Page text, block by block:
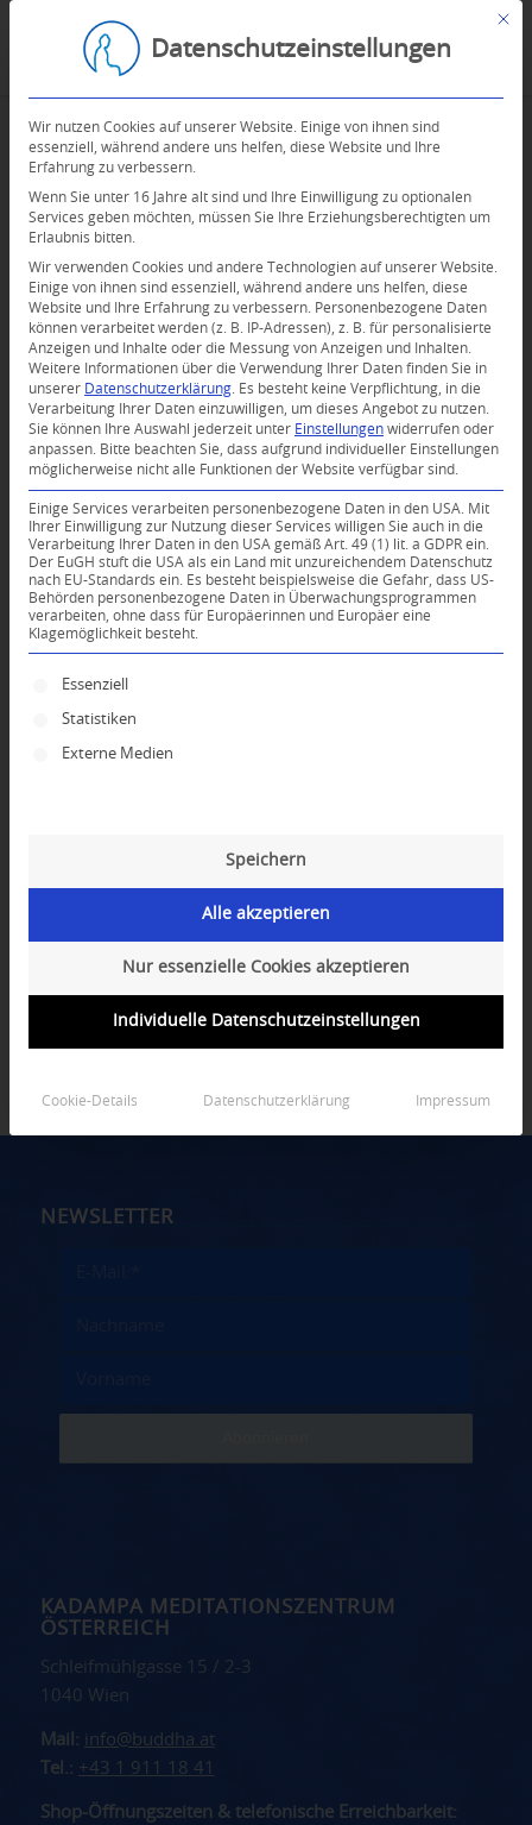
0
KOMMENTARE
Dein Kommentar
An Diskussion beteiligen?
Hinterlassen Sie uns Ihren Kommentar!
Name*
E-Mail-Adresse*
NEWSLETTER
KADAMPA MEDITATIONSZENTRUM
ÖSTERREICH
Schleifmühlgasse 15 / 2-3
1040 Wien
Mail: info@buddha.at
Tel.: +43 1 911 18 41
Shop-Öffnungszeiten & telefonische Erreichbarkeit:
Mit
Datenschutzeinstellungen
Wir nutzen Cookies auf unserer Website. Einige von ihnen sind
essenziell, während andere uns helfen, diese Website und Ihre
Erfahrung zu verbessern.
Wenn Sie unter 16 Jahre alt sind und Ihre Einwilligung zu optionalen
Services geben möchten, müssen Sie Ihre Erziehungsberechtigten um
Erlaubnis bitten.
Wir verwenden Cookies und andere Technologien auf unserer Website.
Einige von ihnen sind essenziell, während andere uns helfen, diese
Website und Ihre Erfahrung zu verbessern.
Personenbezogene Daten
können verarbeitet werden (z. B. IP-Adressen), z. B. für personalisierte
Anzeigen und Inhalte oder die Messung von Anzeigen und Inhalten.
Weitere Informationen über die Verwendung Ihrer Daten finden Sie in
unserer Datenschutzerklärung
Es besteht keine Verpflichtung, in die
Verarbeitung Ihrer Daten einzuwilligen, um dieses Angebot zu nutzen.
Sie können Ihre Auswahl jederzeit unter Einstellungen widerrufen oder
anpassen.
Bitte beachten Sie, dass aufgrund individueller Einstellungen
möglicherweise nicht alle Funktionen der Website verfügbar sind.
Einige Services verarbeiten personenbezogene Daten in den USA. Mit
Ihrer Einwilligung zur Nutzung dieser Services willigen Sie auch in die
Verarbeitung Ihrer Daten in den USA gemäß Art. 49 (1) lit. a GDPR ein.
Der EuGH stuft die USA als ein Land mit unzureichendem Datenschutz
nach EU-Standards ein. Es besteht beispielsweise die Gefahr, dass US-
Behörden personenbezogene Daten in Überwachungsprogrammen
verarbeiten, ohne dass für Europäerinnen und Europäer eine
Klagemöglichkeit besteht.
Es folgt eine Liste der Service-Gruppen, für die
Essenziell
Statistiken
Externe Medien
Speichern
Alle akzeptieren
Nur essenzielle Cookies akzeptieren
Individuelle Datenschutzeinstellungen
Cookie-Details Datenschutzerklärung Impressum